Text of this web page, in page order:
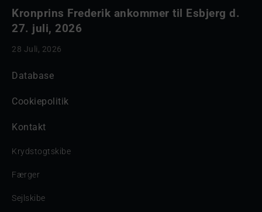
Kronprins Frederik ankommer til Esbjerg d.
27. juli, 2026
28 Juli, 2026
Database
Cookiepolitik
Kontakt
Krydstogtskibe
Færger
Sejlskibe